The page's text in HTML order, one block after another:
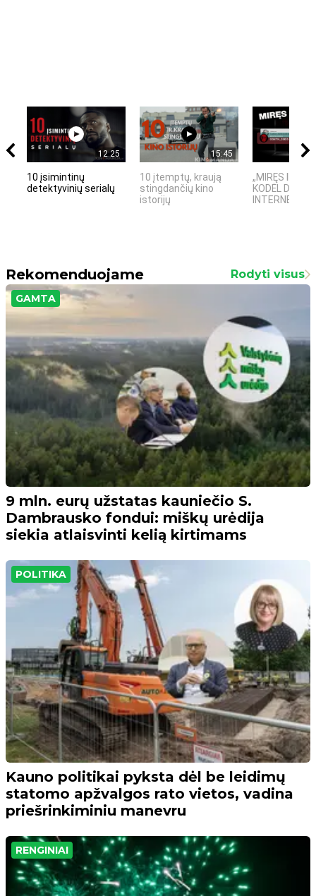
12:25
10 įsimintinų
detektyvinių serialų
15:45
10 įtemptų, kraują
stingdančių kino
istorijų
„MIRĘS
KODĖL
INTERNETO
Rekomenduojame Rodyti visus
GAMTA
9 mln. eurų užstatas kauniečio S.
Dambrausko fondui: miškų urėdija
siekia atlaisvinti kelią kirtimams
POLITIKA
Kauno politikai pyksta dėl be leidimų
statomo apžvalgos rato vietos, vadina
priešrinkiminiu manevru
RENGINIAI